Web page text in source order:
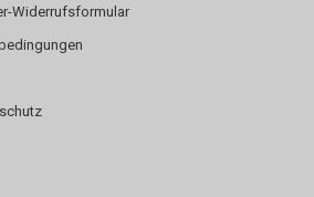
Widerrufsformular